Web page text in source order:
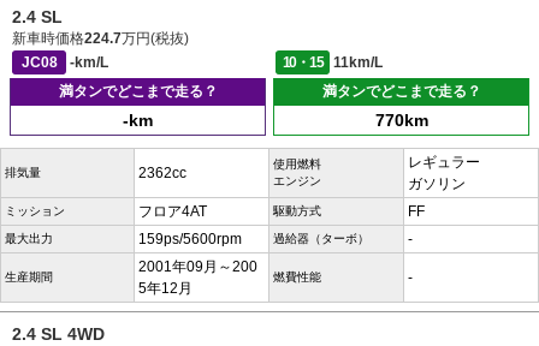
2.4 SL
新車時価格224.7万円(税抜)
JC08
-km/L 10・15
11km/L
満タンでどこまで走る？
-km
満タンでどこまで走る？
770km
排気量 2362cc
使用燃料
エンジン
レギュラー
ガソリン
ミッション フロア4AT 駆動方式 FF
最大出力 159ps/5600rpm 過給器（ターボ） -
生産期間
2001年09月～200
5年12月
燃費性能 -
2.4 SL 4WD